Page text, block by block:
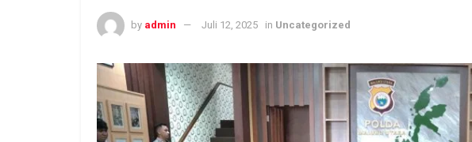
by admin Juli 12, 2025 in Uncategorized